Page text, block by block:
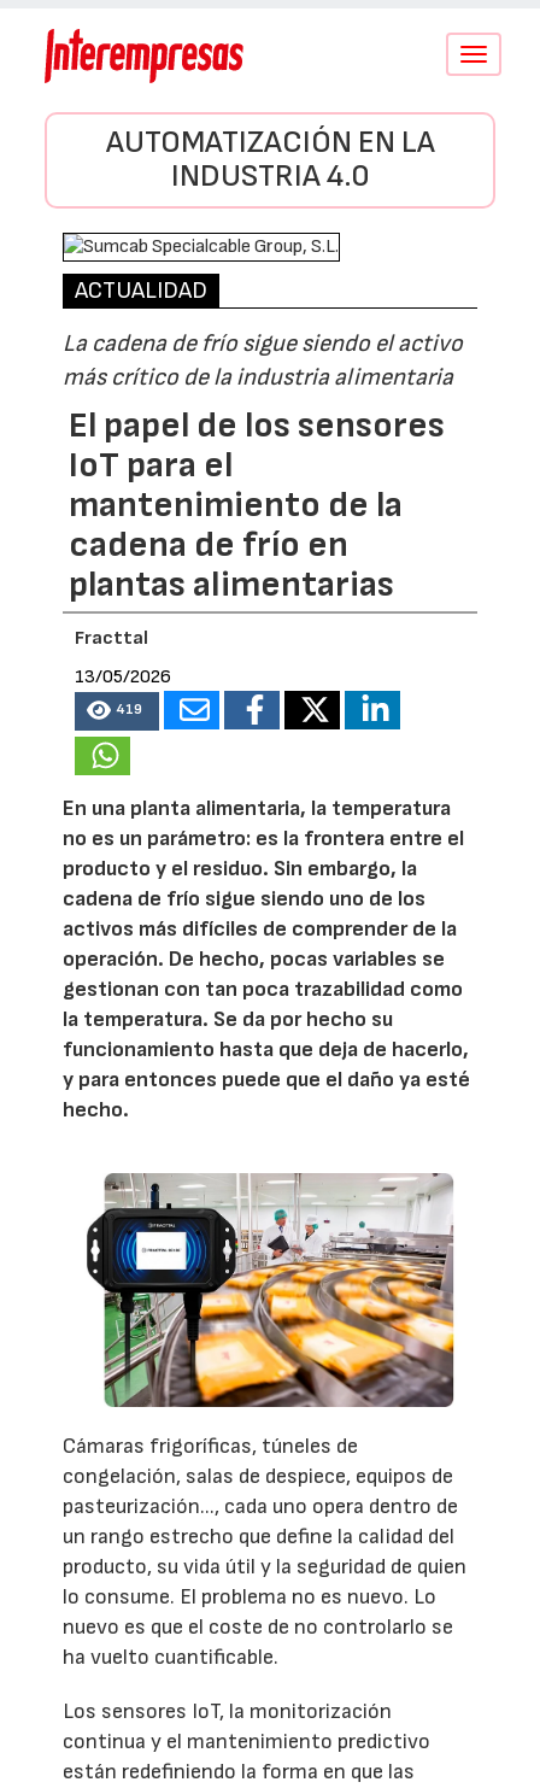
Conmutar
AUTOMATIZACIÓN EN LA
INDUSTRIA 4.0
ACTUALIDAD
La cadena de frío sigue siendo el activo
más crítico de la industria alimentaria
El papel de los sensores
IoT para el
mantenimiento de la
cadena de frío en
plantas alimentarias
Fracttal
13/05/2026
419
En una planta alimentaria, la temperatura
no es un parámetro: es la frontera entre el
producto y el residuo. Sin embargo, la
cadena de frío sigue siendo uno de los
activos más difíciles de comprender de la
operación. De hecho, pocas variables se
gestionan con tan poca trazabilidad como
la temperatura. Se da por hecho su
funcionamiento hasta que deja de hacerlo,
y para entonces puede que el daño ya esté
hecho.
Cámaras frigoríficas, túneles de
congelación, salas de despiece, equipos de
pasteurización..., cada uno opera dentro de
un rango estrecho que define la calidad del
producto, su vida útil y la seguridad de quien
lo consume. El problema no es nuevo. Lo
nuevo es que el coste de no controlarlo se
ha vuelto cuantificable.
Los sensores IoT, la monitorización
continua y el mantenimiento predictivo
están redefiniendo la forma en que las